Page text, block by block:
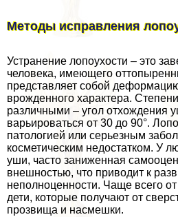
Методы исправления
Устранение лопоухости – это
человека, имеющего
представляет собой
врожденного хаpaктера.
различными – угол отхождения
варьироваться от 30 до 90°.
патологией или серьезным
косметическим недостатком. У
уши, часто заниженная
внешностью, что приводит к
неполноценности. Чаще всего
дети, которые получают от
прозвища и насмешки.